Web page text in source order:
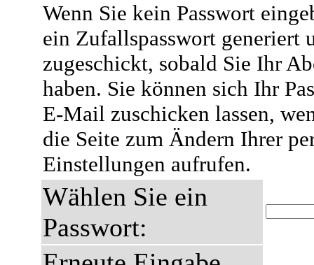
Wenn Sie kein Passwort
ein Zufallspasswort generiert
zugeschickt, sobald Sie Ihr
haben. Sie können sich Ihr
E-Mail zuschicken lassen,
die Seite zum Ändern Ihrer
Einstellungen aufrufen.
Wählen Sie ein
Passwort: